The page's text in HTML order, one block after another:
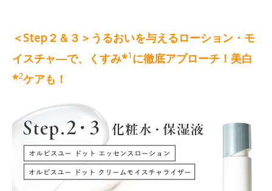
＜Step２＆３＞うるおいを与えるローション・モ
イスチャ―で、くすみ*1 に徹底アプローチ！美白
*2ケアも！